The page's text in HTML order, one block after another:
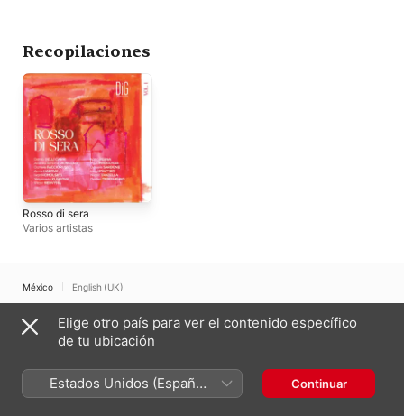
Recopilaciones
Rosso di sera
Varios artistas
México English (UK)
Copyright © 2026 Apple Inc.
Todos los derechos reservados.
Términos del servicio de Internet
Elige otro país para ver el contenido específico
de tu ubicación
Estados Unidos (Español
México)
Continuar